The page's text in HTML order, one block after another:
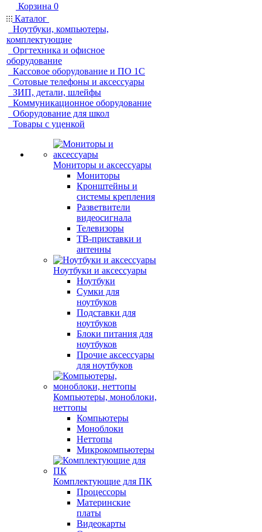
Корзина 0
Каталог
Ноутбуки, компьютеры,
комплектующие
Оргтехника и офисное
оборудование
Кассовое оборудование и ПО 1С
Сотовые телефоны и аксессуары
ЗИП, детали, шлейфы
Коммуникационное оборудование
Оборудование для школ
Товары с уценкой
Мониторы и аксессуары
Мониторы
Кронштейны и
системы крепления
Разветвители
видеосигнала
Телевизоры
ТВ-приставки и
антенны
Ноутбуки и аксессуары
Ноутбуки
Сумки для
ноутбуков
Подставки для
ноутбуков
Блоки питания для
ноутбуков
Прочие аксессуары
для ноутбуков
Компьютеры, моноблоки,
неттопы
Компьютеры
Моноблоки
Неттопы
Микрокомпьютеры
Комплектующие для ПК
Процессоры
Материнские
платы
Видеокарты